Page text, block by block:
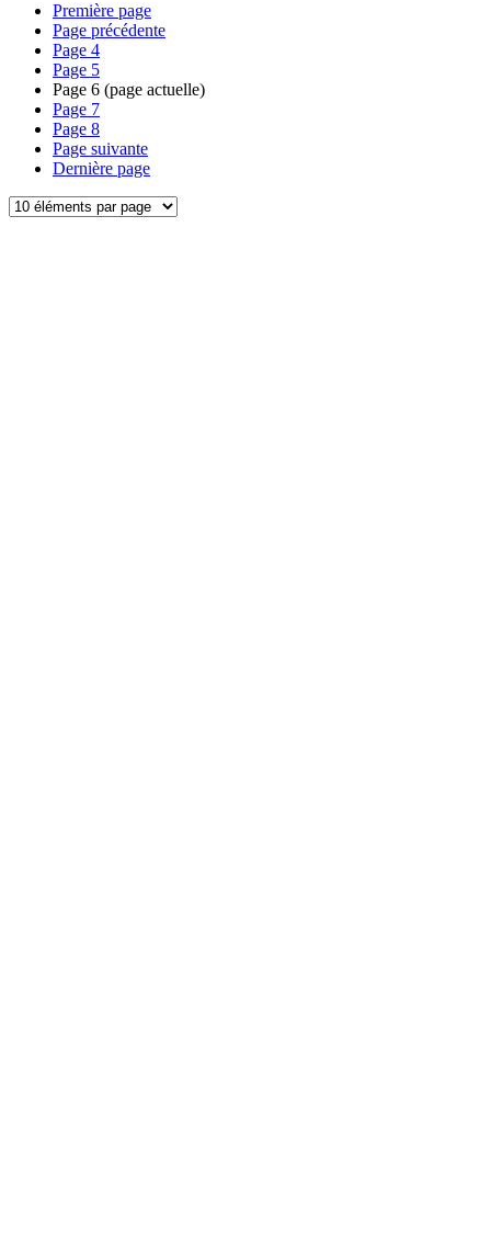
Première page
Page précédente
Page 4
Page 5
Page 6 (page actuelle)
Page 7
Page 8
Page suivante
Dernière page